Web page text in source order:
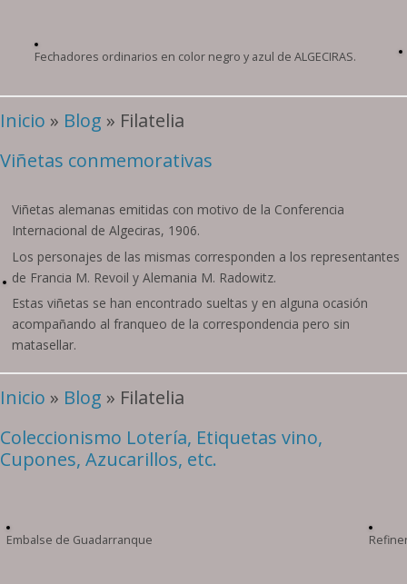
Fechadores ordinarios en color negro y azul de ALGECIRAS.
Inicio » Blog » Filatelia
Viñetas conmemorativas
Viñetas alemanas emitidas con motivo de la Conferencia
Internacional de Algeciras, 1906.
Los personajes de las mismas corresponden a los representantes
de Francia M. Revoil y Alemania M. Radowitz.
Estas viñetas se han encontrado sueltas y en alguna ocasión
acompañando al franqueo de la correspondencia pero sin
matasellar.
Inicio » Blog » Filatelia
Coleccionismo Lotería, Etiquetas vino,
Cupones, Azucarillos, etc.
Embalse de Guadarranque